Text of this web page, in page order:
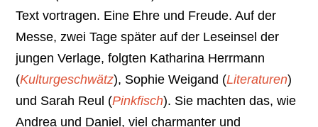
Text vortragen. Eine Ehre und Freude. Auf der
Messe, zwei Tage später auf der Leseinsel der
jungen Verlage, folgten Katharina Herrmann
(Kulturgeschwätz), Sophie Weigand (Literaturen)
und Sarah Reul (Pinkfisch). Sie machten das, wie
Andrea und Daniel, viel charmanter und